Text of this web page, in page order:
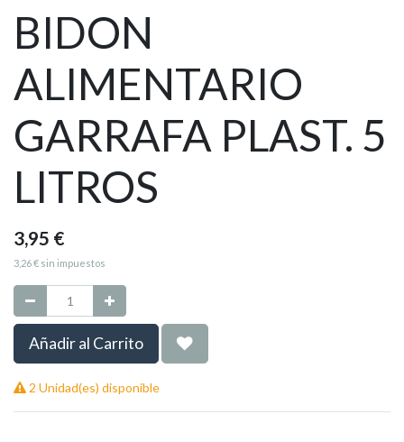
BIDON
ALIMENTARIO
GARRAFA PLAST. 5
LITROS
3,95 €
3,26€ sin impuestos
Añadir al Carrito
2 Unidad(es) disponible